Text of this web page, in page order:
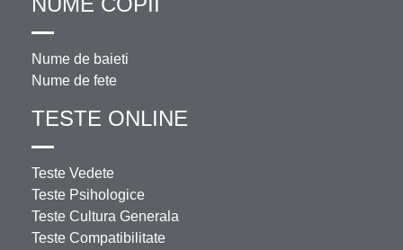
Nume de baieti
Nume de fete
TESTE ONLINE
Teste Vedete
Teste Psihologice
Teste Cultura Generala
Teste Compatibilitate